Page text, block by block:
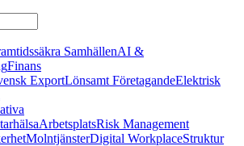
SamhällenAI &
Finans
ExportLönsamt FöretagandeElektrisk
ArbetsplatsRisk Management
MolntjänsterDigital WorkplaceStruktur